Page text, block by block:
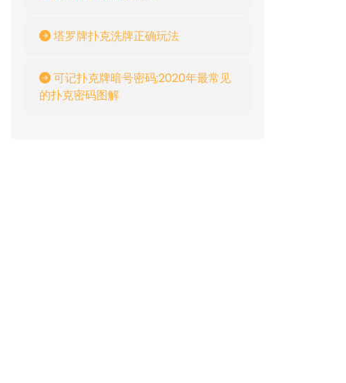
塔罗牌扑克洗牌正确玩法
可记扑克牌暗号密码;2020年最常见
的扑克密码图解